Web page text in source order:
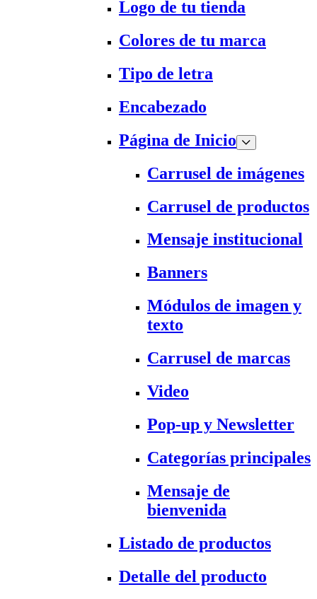
Logo de tu tienda
Colores de tu marca
Tipo de letra
Encabezado
Página de Inicio
Carrusel de imágenes
Carrusel de productos
Mensaje institucional
Banners
Módulos de imagen y
texto
Carrusel de marcas
Video
Pop-up y Newsletter
Categorías principales
Mensaje de
bienvenida
Listado de productos
Detalle del producto